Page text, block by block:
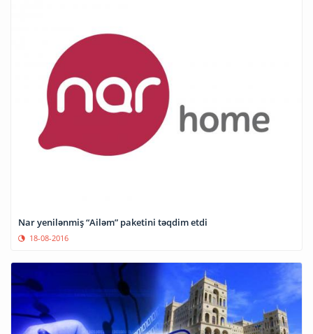
Nar yenilənmiş “Ailəm” paketini təqdim etdi
18-08-2016